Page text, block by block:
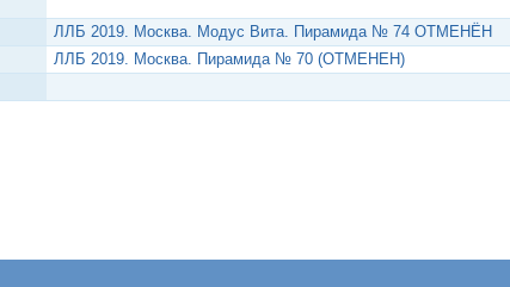
ЛЛБ 2019. Москва. Модус Вита. Пирамида № 74 ОТМЕНЁН
ЛЛБ 2019. Москва. Пирамида № 70 (ОТМЕНЕН)